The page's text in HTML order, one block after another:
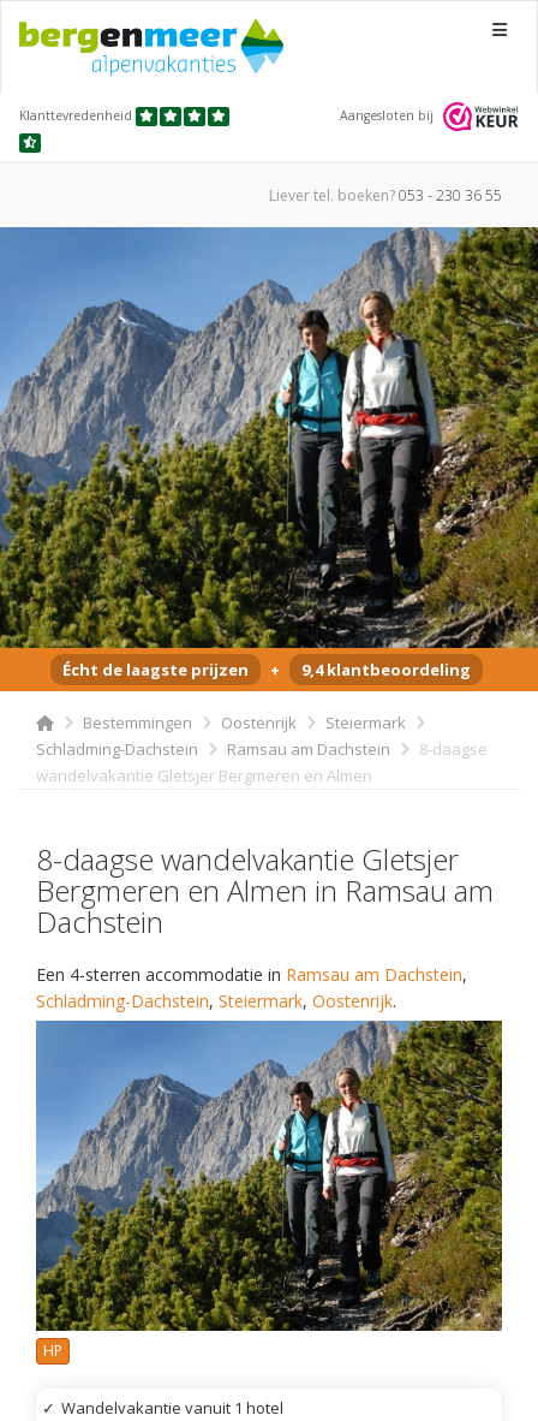
Menu
Klanttevredenheid Aangesloten bij
Liever tel. boeken?053 - 230 36 55
Écht de laagste prijzen + 9,4 klantbeoordeling
Bestemmingen Oostenrijk
Steiermark
Schladming-Dachstein
Ramsau am Dachstein
8-daagse
wandelvakantie Gletsjer Bergmeren en Almen
8-daagse wandelvakantie Gletsjer
Bergmeren en Almen in Ramsau am
Dachstein
Een 4-sterren accommodatie in Ramsau am Dachstein,
Schladming-Dachstein, Steiermark, Oostenrijk.
HP
✓ Wandelvakantie vanuit 1 hotel